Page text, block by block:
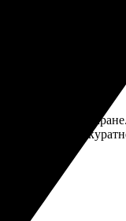
– все на одном
удивило